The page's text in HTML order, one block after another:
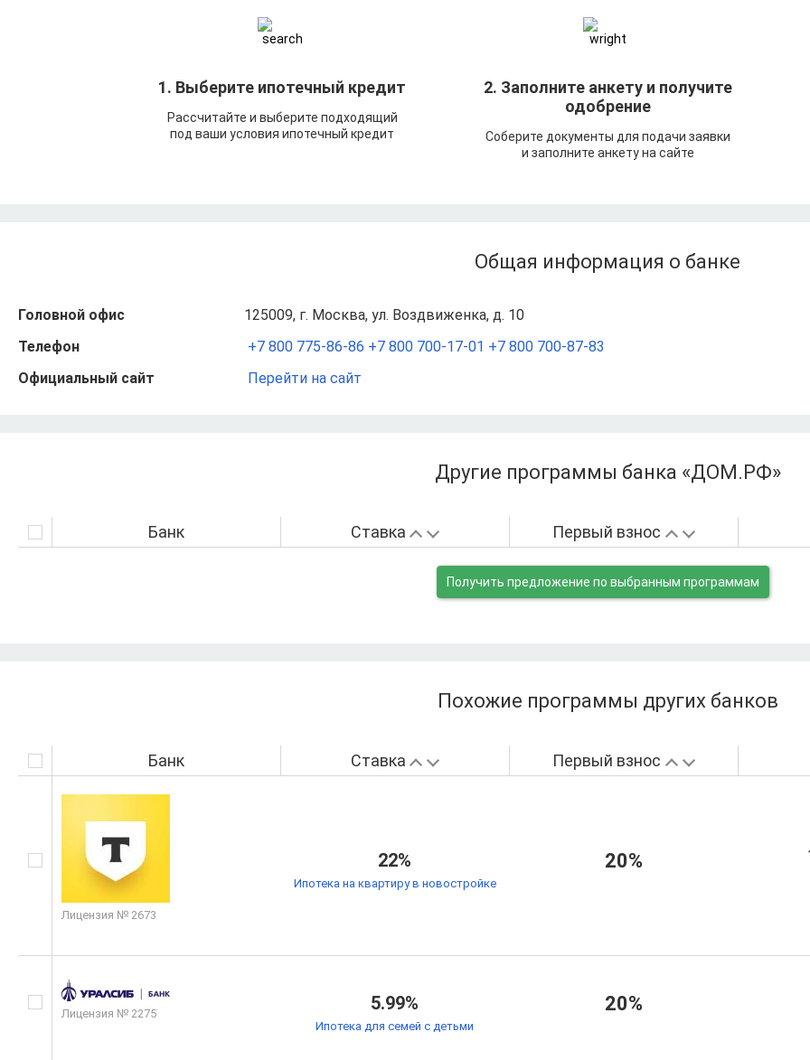
1. Выберите ипотечный кредит
Рассчитайте и выберите подходящий
под ваши условия ипотечный кредит
2. Заполните анкету и получите
одобрение
Соберите документы для подачи заявки
и заполните анкету на сайте
Общая информация о банке
Головной офис
125009, г. Москва, ул. Воздвиженка, д. 10
Телефон
+7 800 775‑86‑86 +7 800 700‑17‑01 +7 800 700‑87‑83
Официальный сайт
Перейти на сайт
Другие программы банка «ДОМ.РФ»
Банк Ставка Первый взнос
Получить предложение по выбранным программам
Похожие программы других банков
Банк Ставка Первый взнос
Лицензия № 2673
22%
Ипотека на квартиру в новостройке
20%
Лицензия № 2275 5.99%
Ипотека для семей с детьми
20%